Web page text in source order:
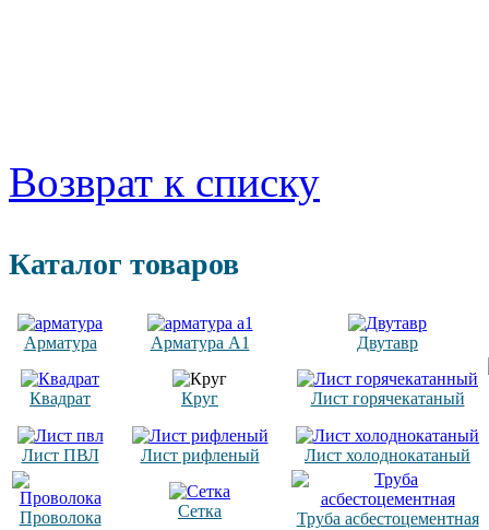
Возврат к списку
Каталог товаров
Арматура Арматура А1 Двутавр
Квадрат Круг Лист горячекатаный
Лист ПВЛ Лист рифленый Лист холоднокатаный
Проволока Сетка Труба асбестоцементная